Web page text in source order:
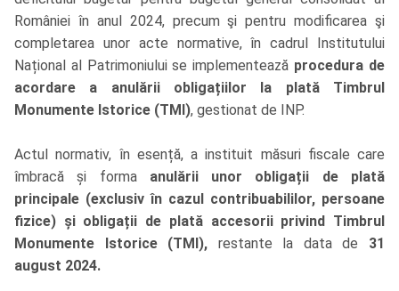
României în anul 2024, precum şi pentru modificarea şi
completarea unor acte normative, în cadrul Institutului
Național al Patrimoniului se implementează procedura de
acordare a anulării obligațiilor la plată Timbrul
Monumente Istorice (TMI), gestionat de INP.
Actul normativ, în esență, a instituit măsuri fiscale care
îmbracă și forma anulării unor obligații de plată
principale (exclusiv în cazul contribuabililor, persoane
fizice) și obligații de plată accesorii privind Timbrul
Monumente Istorice (TMI), restante la data de 31
august 2024.